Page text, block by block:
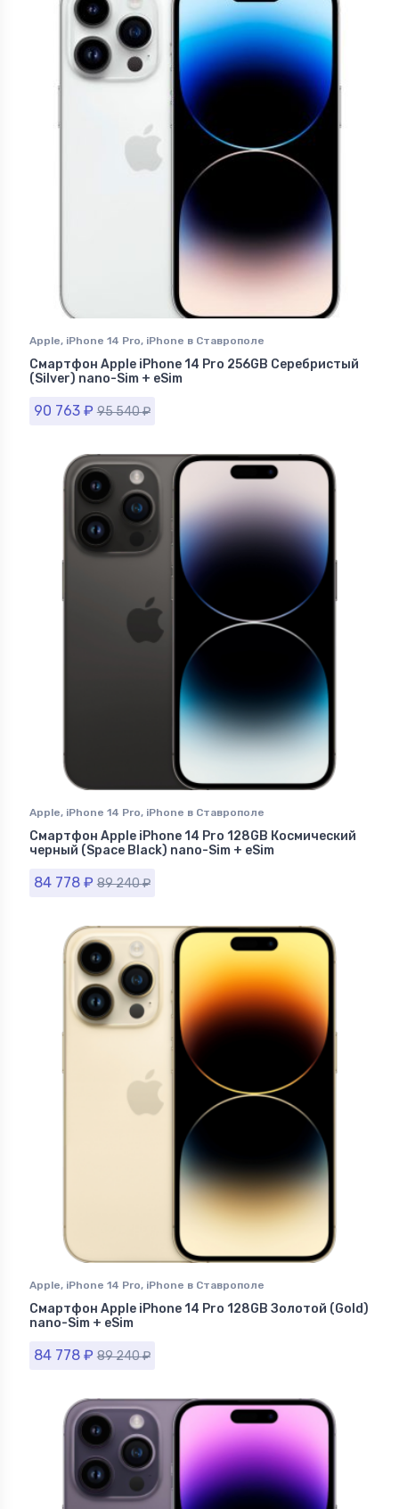
Apple, iPhone 14 Pro, iPhone в Ставрополе
Смартфон Apple iPhone 14 Pro 256GB Серебристый
(Silver) nano-Sim + eSim
90 763 ₽ 95 540₽
Apple, iPhone 14 Pro, iPhone в Ставрополе
Смартфон Apple iPhone 14 Pro 128GB Космический
черный (Space Black) nano-Sim + eSim
84 778 ₽ 89 240₽
Apple, iPhone 14 Pro, iPhone в Ставрополе
Смартфон Apple iPhone 14 Pro 128GB Золотой (Gold)
nano-Sim + eSim
84 778 ₽ 89 240₽